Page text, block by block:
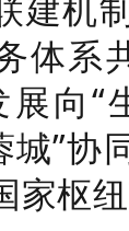
体系
展向“
城”
家枢纽